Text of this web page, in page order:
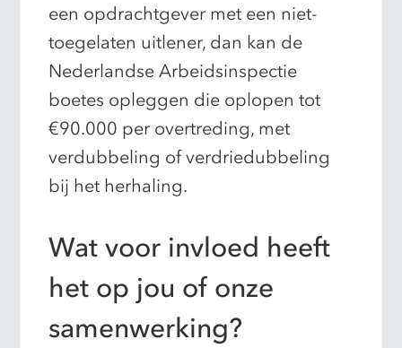
een opdrachtgever met een niet-
toegelaten uitlener, dan kan de
Nederlandse Arbeidsinspectie
boetes opleggen die oplopen tot
€90.000 per overtreding, met
verdubbeling of verdriedubbeling
bij het herhaling.
Wat voor invloed heeft
het op jou of onze
samenwerking?